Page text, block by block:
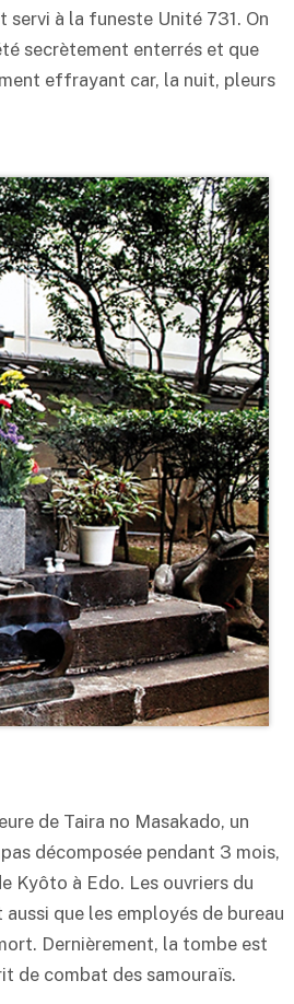
à la funeste Unité 731. On
secrètement enterrés et que
effrayant car, la nuit, pleurs
de Taira no Masakado, un
décomposée pendant 3 mois,
Kyôto à Edo. Les ouvriers du
que les employés de bureau
Dernièrement, la tombe est
de combat des samouraïs.